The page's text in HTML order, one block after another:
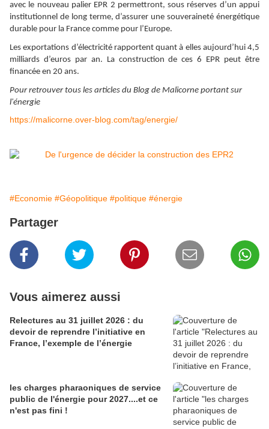
avec le nouveau palier EPR 2 permettront, sous réserves d’un appui
institutionnel de long terme, d’assurer une souveraineté énergétique
durable pour la France comme pour l’Europe.
Les exportations d’électricité rapportent quant à elles aujourd’hui 4,5
milliards d’euros par an. La construction de ces 6 EPR peut être
financée en 20 ans.
Pour retrouver tous les articles du Blog de Malicorne portant sur
l'énergie
https://malicorne.over-blog.com/tag/energie/
#Economie #Géopolitique #politique #énergie
Partager
Vous aimerez aussi
Relectures au 31 juillet 2026 : du
devoir de reprendre l’initiative en
France, l’exemple de l’énergie
les charges pharaoniques de service
public de l'énergie pour 2027....et ce
n'est pas fini !